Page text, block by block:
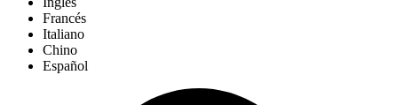
Francés
Italiano
Chino
Español